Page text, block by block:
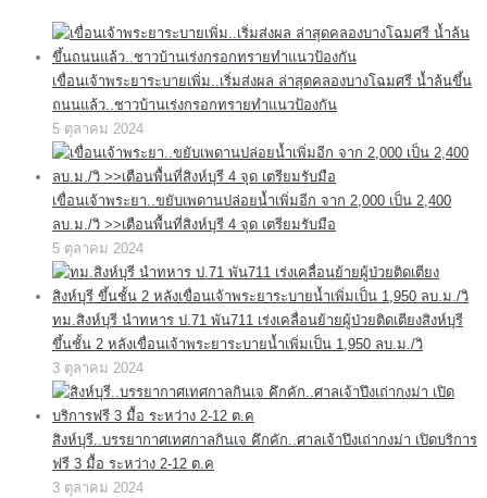
เขื่อนเจ้าพระยาระบายเพิ่ม..เริ่มส่งผล ล่าสุดคลองบางโฉมศรี น้ำล้นขึ้น
ถนนแล้ว..ชาวบ้านเร่งกรอกทรายทำแนวป้องกัน
5 ตุลาคม 2024
เขื่อนเจ้าพระยา..ขยับเพดานปล่อยน้ำเพิ่มอีก จาก 2,000 เป็น 2,400
ลบ.ม./วิ >>เตือนพื้นที่สิงห์บุรี 4 จุด เตรียมรับมือ
5 ตุลาคม 2024
ทม.สิงห์บุรี นำทหาร ป.71 พัน711 เร่งเคลื่อนย้ายผู้ป่วยติดเตียงสิงห์บุรี
ขึ้นชั้น 2 หลังเขื่อนเจ้าพระยาระบายน้ำเพิ่มเป็น 1,950 ลบ.ม./วิ
3 ตุลาคม 2024
สิงห์บุรี..บรรยากาศเทศกาลกินเจ คึกคัก..ศาลเจ้าปึงเถ่ากงม่า เปิดบริการ
ฟรี 3 มื้อ ระหว่าง 2-12 ต.ค
3 ตุลาคม 2024